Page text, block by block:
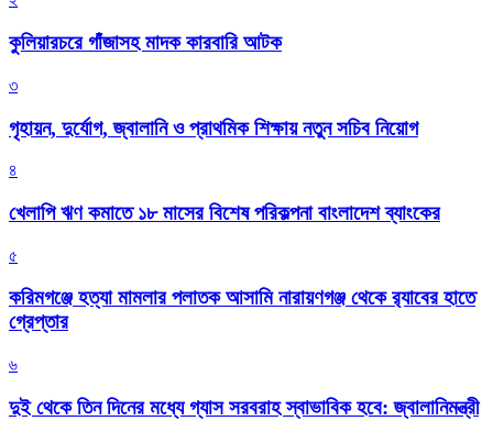
কুলিয়ারচরে গাঁজাসহ মাদক কারবারি আটক
৩
গৃহায়ন, দুর্যোগ, জ্বালানি ও প্রাথমিক শিক্ষায় নতুন সচিব নিয়োগ
৪
খেলাপি ঋণ কমাতে ১৮ মাসের বিশেষ পরিকল্পনা বাংলাদেশ ব্যাংকের
৫
করিমগঞ্জে হত্যা মামলার পলাতক আসামি নারায়ণগঞ্জ থেকে র‌্যাবের হাতে
গ্রেপ্তার
৬
দুই থেকে তিন দিনের মধ্যে গ্যাস সরবরাহ স্বাভাবিক হবে: জ্বালানিমন্ত্রী